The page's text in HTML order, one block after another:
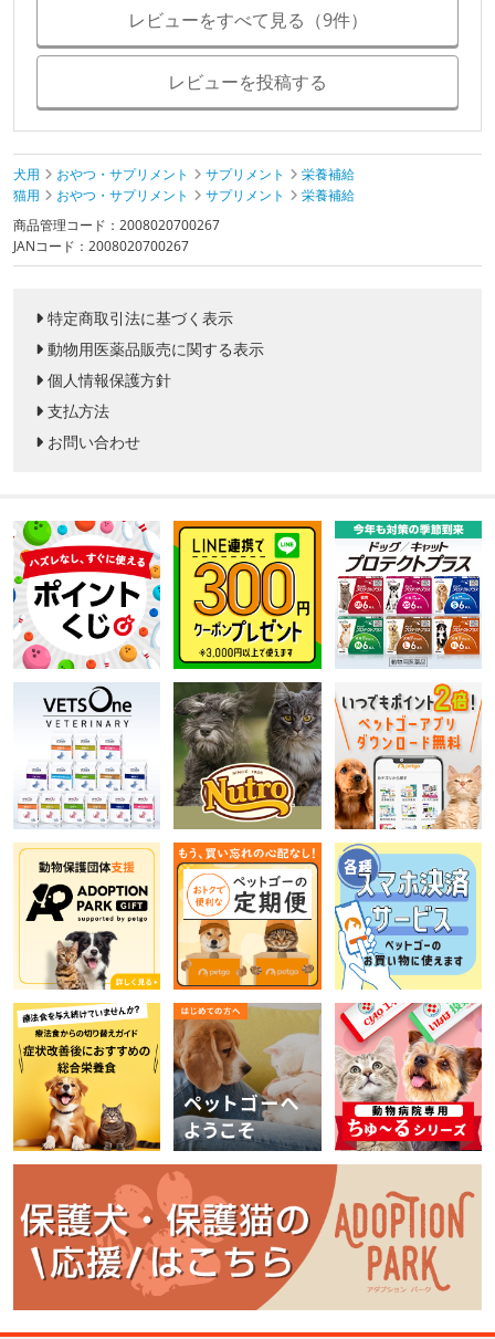
レビューをすべて見る（9件）
レビューを投稿する
犬用 おやつ・サプリメント サプリメント
栄養補給
猫用
おやつ・サプリメント サプリメント
栄養補給
商品管理コード：2008020700267
JANコード：2008020700267
特定商取引法に基づく表示
動物用医薬品販売に関する表示
個人情報保護方針
支払方法
お問い合わせ